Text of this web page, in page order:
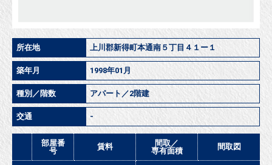
所在地 上川郡新得町本通南５丁目４１ー１
築年月 1998年01月
種別／階数 アパート／2階建
交通 -
部屋番
号
賃料
間取／
専有面積
間取図